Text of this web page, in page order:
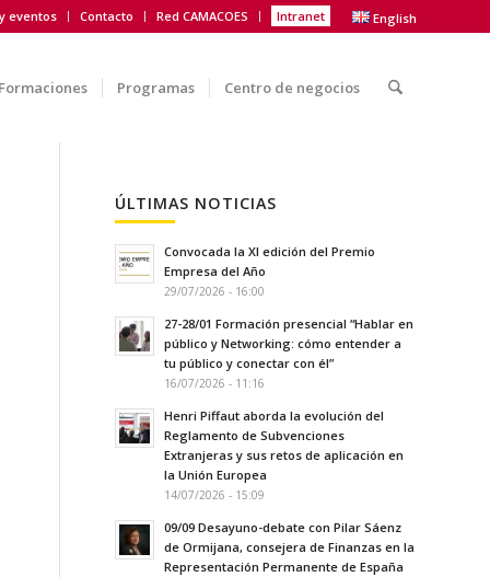
eventos Contacto Red CAMACOES Intranet English
Formaciones Programas Centro de negocios
ÚLTIMAS NOTICIAS
Convocada la XI edición del Premio
Empresa del Año
29/07/2026 - 16:00
27-28/01 Formación presencial “Hablar en
público y Networking: cómo entender a
tu público y conectar con él”
16/07/2026 - 11:16
Henri Piffaut aborda la evolución del
Reglamento de Subvenciones
Extranjeras y sus retos de aplicación en
la Unión Europea
14/07/2026 - 15:09
09/09 Desayuno-debate con Pilar Sáenz
de Ormijana, consejera de Finanzas en la
Representación Permanente de España